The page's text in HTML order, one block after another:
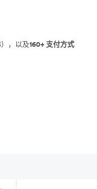
，以及160+ 支付方式